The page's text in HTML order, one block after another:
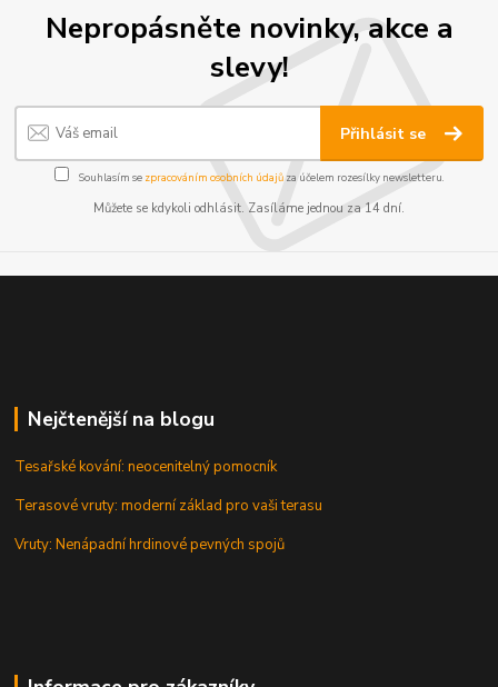
Nepropásněte novinky, akce a
slevy!
Přihlásit se
Souhlasím se zpracováním osobních údajůza účelem rozesílky newsletteru.
Můžete se kdykoli odhlásit. Zasíláme jednou za 14 dní.
Nejčtenější na blogu
Tesařské kování: neocenitelný pomocník
Terasové vruty: moderní základ pro vaši terasu
Vruty: Nenápadní hrdinové pevných spojů